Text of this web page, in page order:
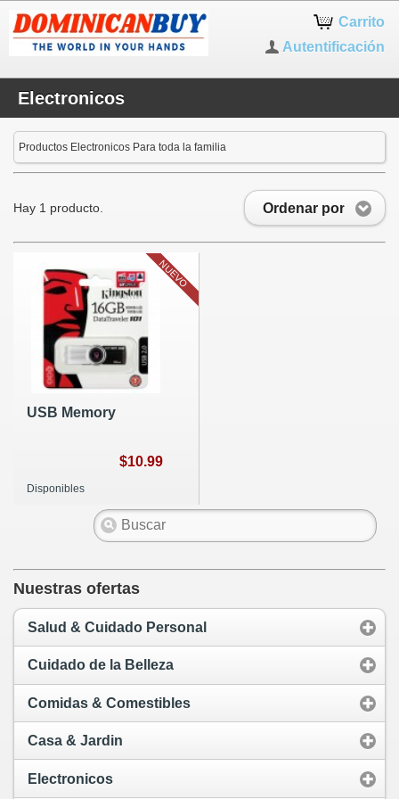
Carrito
Autentificación
Electronicos
Productos Electronicos Para toda la familia
Ordenar por
Hay 1 producto.
USB Memory
$10.99
Disponibles
NUEVO
Nuestras ofertas
Salud & Cuidado Personal
Cuidado de la Belleza
Comidas & Comestibles
Casa & Jardin
Electronicos